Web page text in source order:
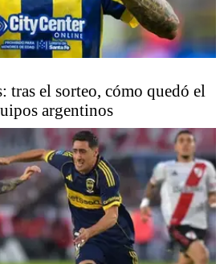
tras el sorteo, cómo quedó el
argentinos